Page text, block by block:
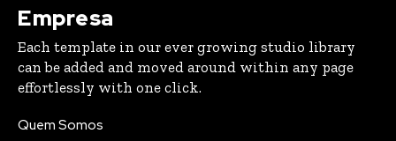
Empresa
Each template in our ever growing studio library
can be added and moved around within any page
effortlessly with one click.
Quem Somos